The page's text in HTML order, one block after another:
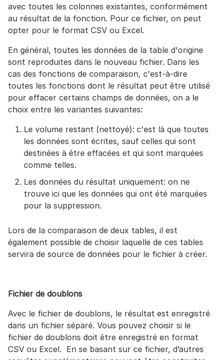
avec toutes les colonnes existantes, conformément
au résultat de la fonction. Pour ce fichier, on peut
opter pour le format CSV ou Excel.
En général, toutes les données de la table d'origine
sont reproduites dans le nouveau fichier. Dans les
cas des fonctions de comparaison, c'est-à-dire
toutes les fonctions dont le résultat peut être utilisé
pour effacer certains champs de données, on a le
choix entre les variantes suivantes:
Le volume restant (nettoyé): c'est là que toutes
les données sont écrites, sauf celles qui sont
destinées à être effacées et qui sont marquées
comme telles.
Les données du résultat uniquement: on ne
trouve ici que les données qui ont été marquées
pour la suppression.
Lors de la comparaison de deux tables, il est
également possible de choisir laquelle de ces tables
servira de source de données pour le fichier à créer.
Fichier de doublons
Avec le fichier de doublons, le résultat est enregistré
dans un fichier séparé. Vous pouvez choisir si le
fichier de doublons doit être enregistré en format
CSV ou Excel. En se basant sur ce fichier, d’autres